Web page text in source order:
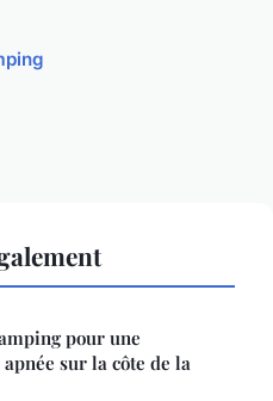
pour une
sur la côte de la